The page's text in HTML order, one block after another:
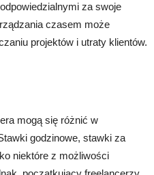
za swoje
czasem może
projektów i utraty klientów.
mogą się różnić w
godzinowe, stawki za
niektóre z możliwości